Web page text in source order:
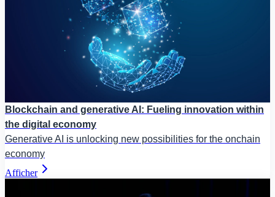
Blockchain and generative AI: Fueling innovation within
the digital economy
Generative AI is unlocking new possibilities for the onchain
economy
Afficher